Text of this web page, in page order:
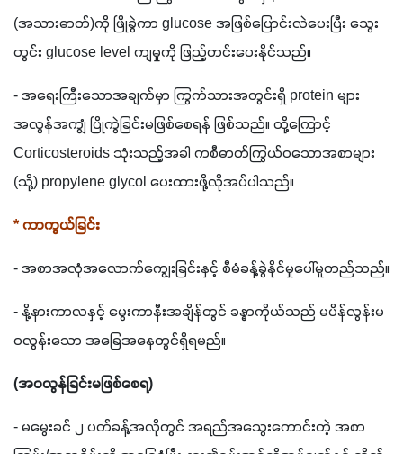
(အသားဓာတ်)ကို ဖြိုခွဲကာ glucose အဖြစ်ပြောင်းလဲပေးပြီး သွေး
တွင်း glucose level ကျမှုကို ဖြည့်တင်းပေးနိုင်သည်။
- အရေးကြီးသောအချက်မှာ ကြွက်သားအတွင်းရှိ protein များ
အလွန်အကျွံ ပြိုကွဲခြင်းမဖြစ်စေရန် ဖြစ်သည်။ ထို့ကြောင့်
Corticosteroids သုံးသည့်အခါ ကစီဓာတ်ကြွယ်ဝသောအစာများ
(သို့) propylene glycol ပေးထားဖို့လိုအပ်ပါသည်။
* ကာကွယ်ခြင်း
- အစာအလုံအလောက်ကျွေးခြင်းနှင့် စီမံခန့်ခွဲနိုင်မှုပေါ်မူတည်သည်။
- နို့နားကာလနှင့် မွေးကာနီးအချိန်တွင် ခန္ဓာကိုယ်သည် မပိန်လွန်းမ
ဝလွန်းသော အခြေအနေတွင်ရှိရမည်။
(အဝလွန်ခြင်းမဖြစ်စေရ)
- မမွေးခင် ၂ ပတ်ခန့်အလိုတွင် အရည်အသွေးကောင်းတဲ့ အစာ